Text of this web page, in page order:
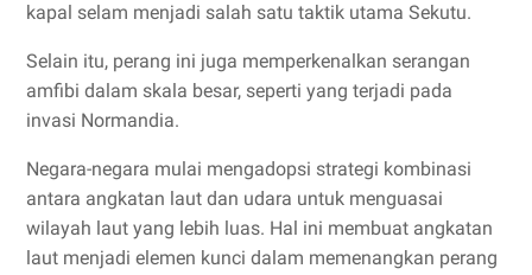
kapal selam menjadi salah satu taktik utama Sekutu.
Selain itu, perang ini juga memperkenalkan serangan
amfibi dalam skala besar, seperti yang terjadi pada
invasi Normandia.
Negara-negara mulai mengadopsi strategi kombinasi
antara angkatan laut dan udara untuk menguasai
wilayah laut yang lebih luas. Hal ini membuat angkatan
laut menjadi elemen kunci dalam memenangkan perang